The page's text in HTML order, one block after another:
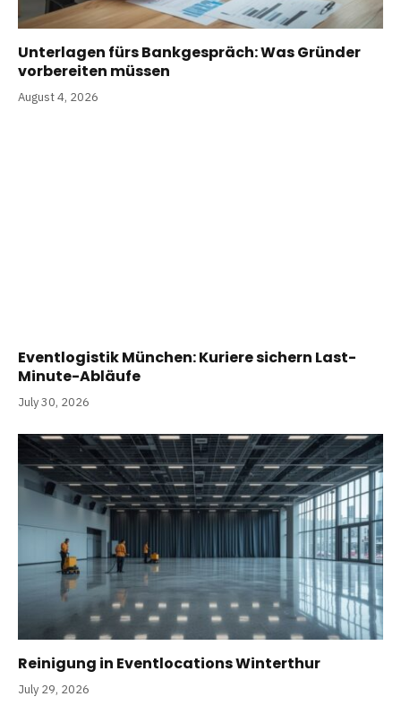
Unterlagen fürs Bankgespräch: Was Gründer
vorbereiten müssen
August 4, 2026
Eventlogistik München: Kuriere sichern Last-
Minute-Abläufe
July 30, 2026
Reinigung in Eventlocations Winterthur
July 29, 2026